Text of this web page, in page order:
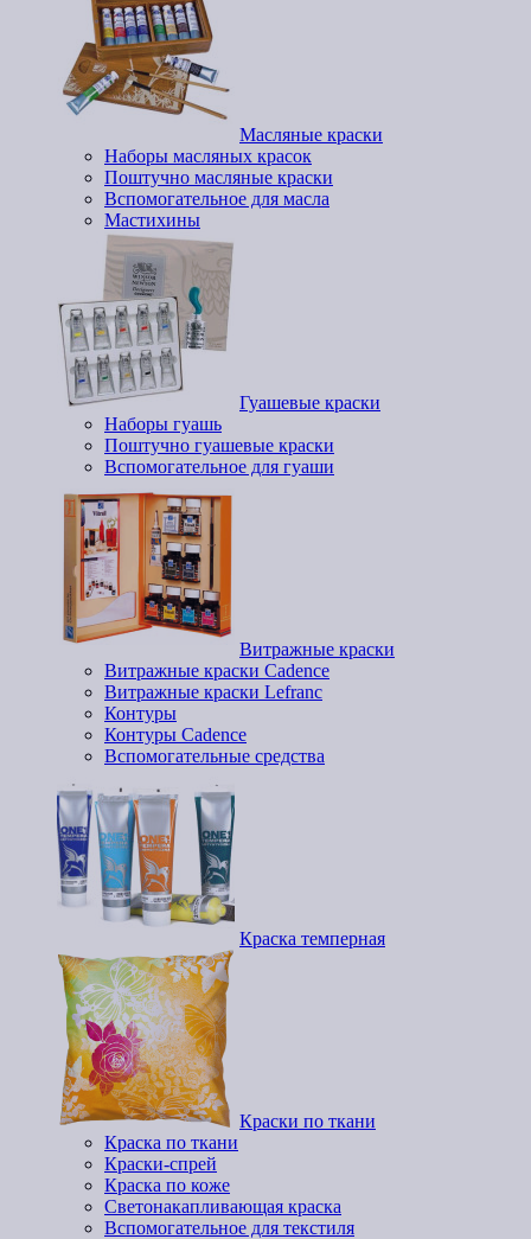
Масляные краски
Наборы масляных красок
Поштучно масляные краски
Вспомогательное для масла
Мастихины
Гуашевые краски
Наборы гуашь
Поштучно гуашевые краски
Вспомогательное для гуаши
Витражные краски
Витражные краски Cadence
Витражные краски Lefranc
Контуры
Контуры Cadence
Вспомогательные средства
Краска темперная
Краски по ткани
Краска по ткани
Краски-спрей
Краска по коже
Светонакапливающая краска
Вспомогательное для текстиля